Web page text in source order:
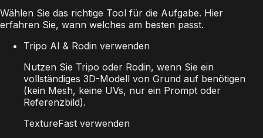
Wählen Sie das richtige Tool für die Aufgabe. Hier
erfahren Sie, wann welches am besten passt.
Tripo AI & Rodin verwenden
Nutzen Sie Tripo oder Rodin, wenn Sie ein
vollständiges 3D-Modell von Grund auf benötigen
(kein Mesh, keine UVs, nur ein Prompt oder
Referenzbild).
TextureFast verwenden